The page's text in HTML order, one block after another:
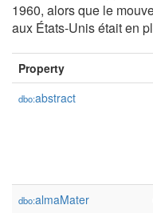
1960, alors que le
aux États-Unis était en
Property
dbo:abstract
dbo:almaMater